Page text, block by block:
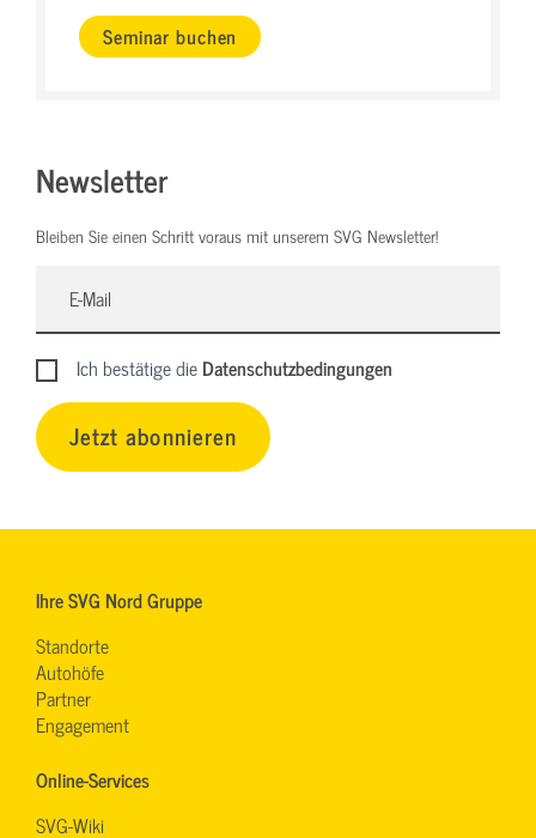
Seminar buchen
Newsletter
Bleiben Sie einen Schritt voraus mit unserem SVG Newsletter!
Ich bestätige dieDatenschutzbedingungen
Jetzt abonnieren
Ihre SVG Nord Gruppe
Standorte
Autohöfe
Partner
Engagement
Online-Services
SVG-Wiki